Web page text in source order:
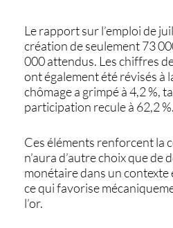
Le rapport sur l’emploi de
création de seulement 73
000 attendus. Les chiffres
ont également été révisés à
chômage a grimpé à 4,2 %,
participation recule à 62,2 %.
Ces éléments renforcent la
n’aura d’autre choix que
monétaire dans un
ce qui favorise
l’or.